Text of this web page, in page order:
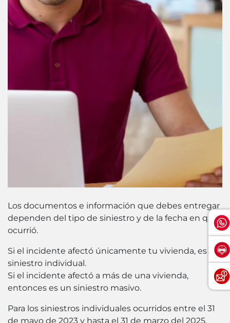
Los documentos e información que debes entregar
dependen del tipo de siniestro y de la fecha en que
ocurrió.
Si el incidente afectó únicamente tu vivienda, es un
siniestro individual.
Si el incidente afectó a más de una vivienda,
entonces es un siniestro masivo.
Para los siniestros individuales ocurridos entre el 31
de mayo de 2023 y hasta el 31 de marzo del 2025,